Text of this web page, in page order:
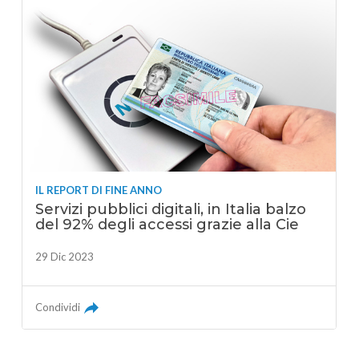
IL REPORT DI FINE ANNO
Servizi pubblici digitali, in Italia balzo
del 92% degli accessi grazie alla Cie
29 Dic 2023
Condividi